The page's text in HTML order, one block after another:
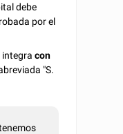
debe
por el
integracon
"S.